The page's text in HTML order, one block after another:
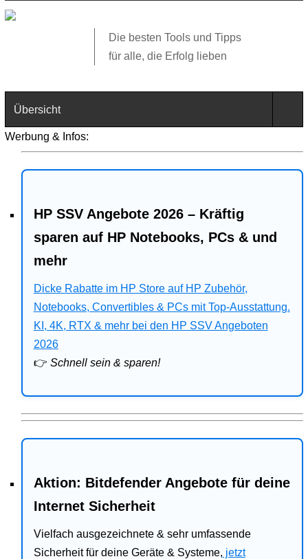
Die besten Tools und Tipps
für alle, die Erfolg lieben
Übersicht
Technik
Web
Business
Angebote
Bitdefender
Ratgeber
Werbung & Infos:
HP SSV Angebote 2026 – Kräftig
sparen auf HP Notebooks, PCs & und
mehr
Dicke Rabatte im HP Store auf HP Zubehör,
Notebooks, Convertibles & PCs mit Top-Ausstattung.
KI, 4K, RTX & mehr bei den HP SSV Angeboten
2026
👉 Schnell sein & sparen!
Aktion: Bitdefender Angebote für deine
Internet Sicherheit
Vielfach ausgezeichnete & sehr umfassende
Sicherheit für deine Geräte & Systeme, jetzt